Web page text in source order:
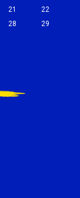
21
22
28
29